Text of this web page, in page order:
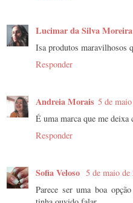
Lucimar da Silva Moreira
Isa produtos maravilhosos
Responder
Andreia Morais 5 de
É uma marca que me deixa
Responder
Sofia Veloso 5 de maio
Parece ser uma boa